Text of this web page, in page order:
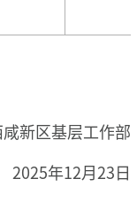
新区基层工作部
2025年12月23日